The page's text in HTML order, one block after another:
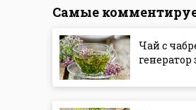
Самые
Чай с
генератор